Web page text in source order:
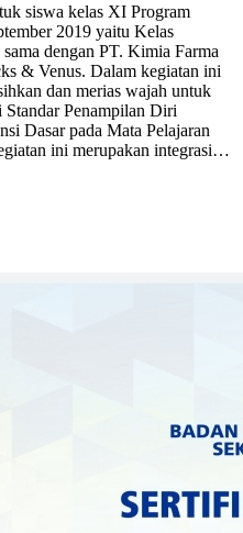
siswa kelas XI Program
2019 yaitu Kelas
dengan PT. Kimia Farma
& Venus. Dalam kegiatan ini
dan merias wajah untuk
Penampilan Diri
Dasar pada Mata Pelajaran
ini merupakan integrasi…